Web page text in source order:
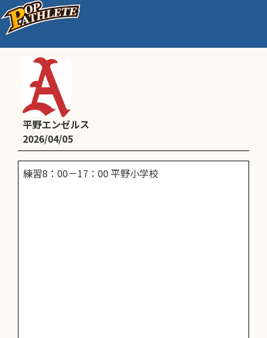
練習
平野エンゼルス
2026/04/05
練習8：00－17：00 平野小学校